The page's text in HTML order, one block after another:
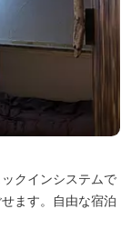
クインシステムで
ます。自由な宿泊